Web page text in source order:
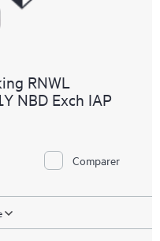
RNWL
NBD Exch IAP
Comparer